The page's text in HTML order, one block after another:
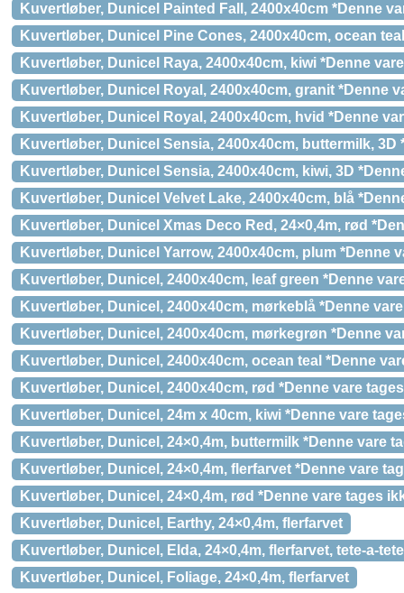
Kuvertløber, Dunicel Painted Fall, 2400x40cm *Denne
Kuvertløber, Dunicel Pine Cones, 2400x40cm, ocean
Kuvertløber, Dunicel Raya, 2400x40cm, kiwi *Denne
Kuvertløber, Dunicel Royal, 2400x40cm, granit *Denne
Kuvertløber, Dunicel Royal, 2400x40cm, hvid *Denne
Kuvertløber, Dunicel Sensia, 2400x40cm, buttermilk,
Kuvertløber, Dunicel Sensia, 2400x40cm, kiwi, 3D
Kuvertløber, Dunicel Velvet Lake, 2400x40cm, blå
Kuvertløber, Dunicel Xmas Deco Red, 24×0,4m, rød
Kuvertløber, Dunicel Yarrow, 2400x40cm, plum *Denne
Kuvertløber, Dunicel, 2400x40cm, leaf green *Denne
Kuvertløber, Dunicel, 2400x40cm, mørkeblå *Denne
Kuvertløber, Dunicel, 2400x40cm, mørkegrøn *Denne
Kuvertløber, Dunicel, 2400x40cm, ocean teal *Denne
Kuvertløber, Dunicel, 2400x40cm, rød *Denne vare
Kuvertløber, Dunicel, 24m x 40cm, kiwi *Denne vare
Kuvertløber, Dunicel, 24×0,4m, buttermilk *Denne vare
Kuvertløber, Dunicel, 24×0,4m, flerfarvet *Denne vare
Kuvertløber, Dunicel, 24×0,4m, rød *Denne vare tages
Kuvertløber, Dunicel, Earthy, 24×0,4m, flerfarvet
Kuvertløber, Dunicel, Elda, 24×0,4m, flerfarvet, tete-a-tete
Kuvertløber, Dunicel, Foliage, 24×0,4m, flerfarvet